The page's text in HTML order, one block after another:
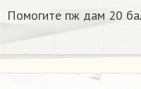
Помогите пж дам 20